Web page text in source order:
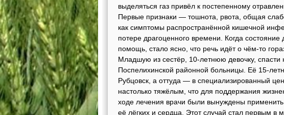
выделяться газ привёл к постепенному
Первые признаки — тошнота, рвота, общая
как симптомы распространённой кишечной
потере драгоценного времени. Когда
помощь, стало ясно, что речь идёт о чём-то
Младшую из сестёр, 10-летнюю девочку,
Поспелихинской районной больницы. Её 15-
Рубцовск, а оттуда — в специализированный
настолько тяжёлым, что для поддержания
ходе лечения врачи были вынуждены
её лёгких и сердца. Этот случай стал первым в